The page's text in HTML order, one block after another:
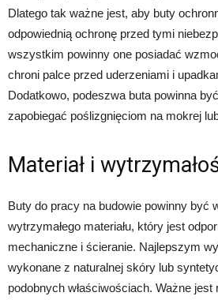
Dlatego tak ważne jest, aby buty
odpowiednią ochronę przed tymi
wszystkim powinny one posiadać
chroni palce przed uderzeniami i
Dodatkowo, podeszwa buta powinna
zapobiegać poślizgnięciom na mokrej
Materiał i
Buty do pracy na budowie powinny być
wytrzymałego materiału, który jest
mechaniczne i ścieranie. Najlepszym
wykonane z naturalnej skóry lub
podobnych właściwościach. Ważne jest